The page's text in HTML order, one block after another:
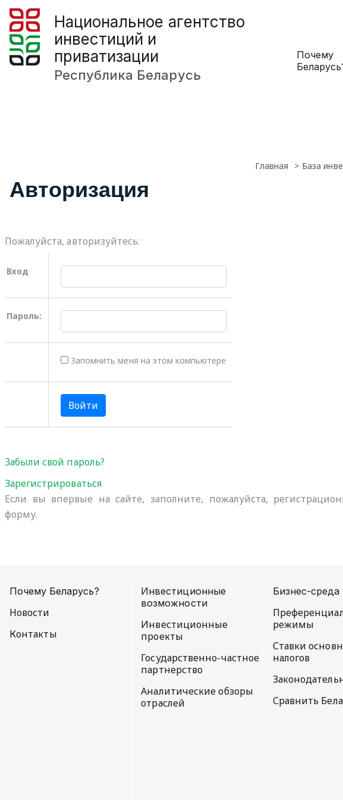
Национальное агентство
инвестиций и
приватизации
Республика Беларусь
Почему
Главная База
Авторизация
Пожалуйста, авторизуйтесь:
Вход
Пароль:
Запомнить меня на этом компьютере
Забыли свой пароль?
Зарегистрироваться
Если вы впервые на сайте, заполните, пожалуйста,
форму.
Почему Беларусь?
Новости
Контакты
Инвестиционные
возможности
Инвестиционные
проекты
Государственно-частное
партнерство
Аналитические обзоры
отраслей
Бизнес-среда
режимы
Ставки
налогов
Сравнить